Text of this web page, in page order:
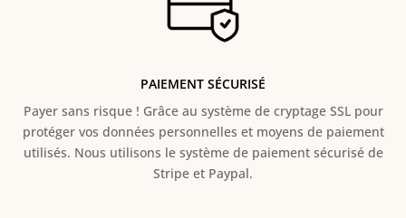
PAIEMENT SÉCURISÉ
Payer sans risque ! Grâce au système de cryptage SSL pour
protéger vos données personnelles et moyens de paiement
utilisés. Nous utilisons le système de paiement sécurisé de
Stripe et Paypal.